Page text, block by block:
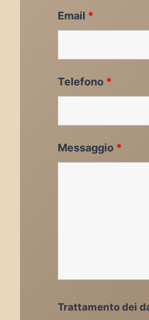
Email *
Telefono *
Messaggio *
Trattamento dei